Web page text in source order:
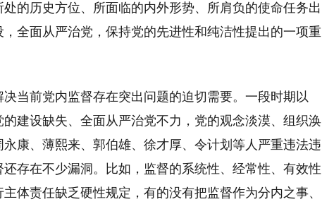
的历史方位、所面临的内外形势、所肩负的使命任务出
全面从严治党，保持党的先进性和纯洁性提出的一项重
当前党内监督存在突出问题的迫切需要。一段时期以
建设缺失、全面从严治党不力，党的观念淡漠、组织涣
康、薄熙来、郭伯雄、徐才厚、令计划等人严重违法违
存在不少漏洞。比如，监督的系统性、经常性、有效性
体责任缺乏硬性规定，有的没有把监督作为分内之事、